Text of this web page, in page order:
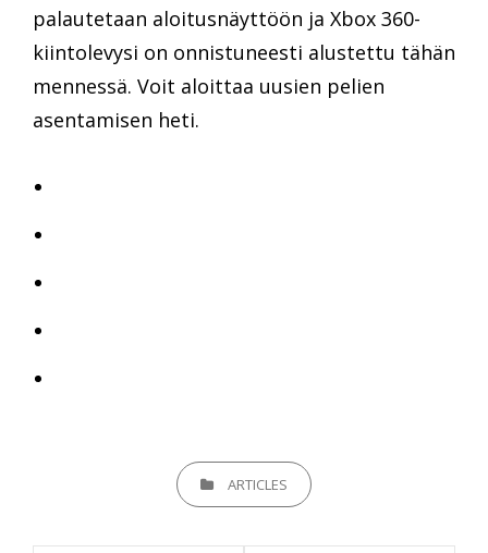
palautetaan aloitusnäyttöön ja Xbox 360-
kiintolevysi on onnistuneesti alustettu tähän
mennessä. Voit aloittaa uusien pelien
asentamisen heti.
CATEGORIESARTICLES